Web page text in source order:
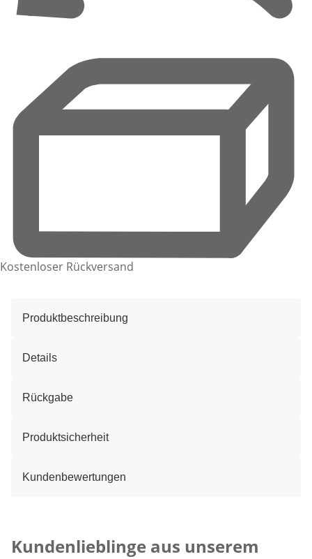
Kostenloser Rückversand
Produktbeschreibung
Details
Rückgabe
Produktsicherheit
Kundenbewertungen
Kundenlieblinge aus unserem